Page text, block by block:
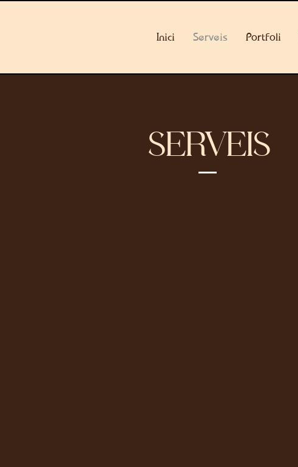
Inici Serveis Portfoli
SERVEIS